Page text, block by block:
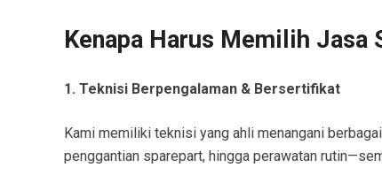
Kenapa Harus Memilih Jasa
1. Teknisi Berpengalaman & Bersertifikat
Kami memiliki teknisi yang ahli menangani
penggantian sparepart, hingga perawatan